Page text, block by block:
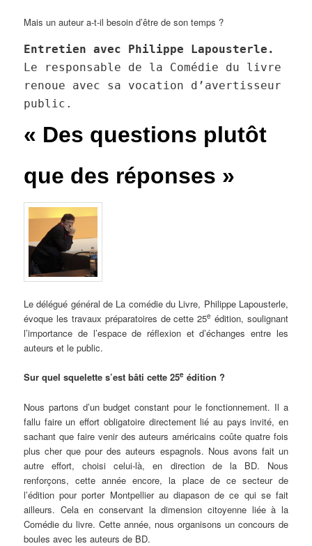
Mais un auteur a-t-il besoin d’être de son temps ?
Entretien avec Philippe Lapousterle.
Le responsable de la Comédie du livre
renoue avec sa vocation d’avertisseur
public.
« Des questions plutôt
que des réponses »
Le délégué général de La comédie du Livre, Philippe Lapousterle,
évoque les travaux préparatoires de cette 25e édition, soulignant
l’importance de l’espace de réflexion et d’échanges entre les
auteurs et le public.
Sur quel squelette s’est bâti cette 25e édition ?
Nous partons d’un budget constant pour le fonctionnement. Il a
fallu faire un effort obligatoire directement lié au pays invité, en
sachant que faire venir des auteurs américains coûte quatre fois
plus cher que pour des auteurs espagnols. Nous avons fait un
autre effort, choisi celui-là, en direction de la BD. Nous
renforçons, cette année encore, la place de ce secteur de
l’édition pour porter Montpellier au diapason de ce qui se fait
ailleurs. Cela en conservant la dimension citoyenne liée à la
Comédie du livre. Cette année, nous organisons un concours de
boules avec les auteurs de BD.